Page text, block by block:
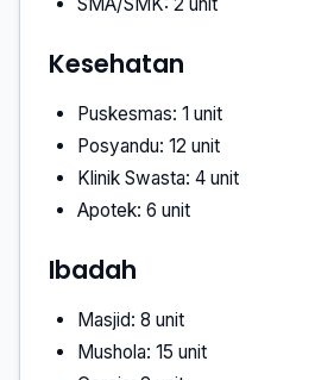
Kesehatan
Puskesmas: 1 unit
Posyandu: 12 unit
Klinik Swasta: 4 unit
Apotek: 6 unit
Ibadah
Masjid: 8 unit
Mushola: 15 unit